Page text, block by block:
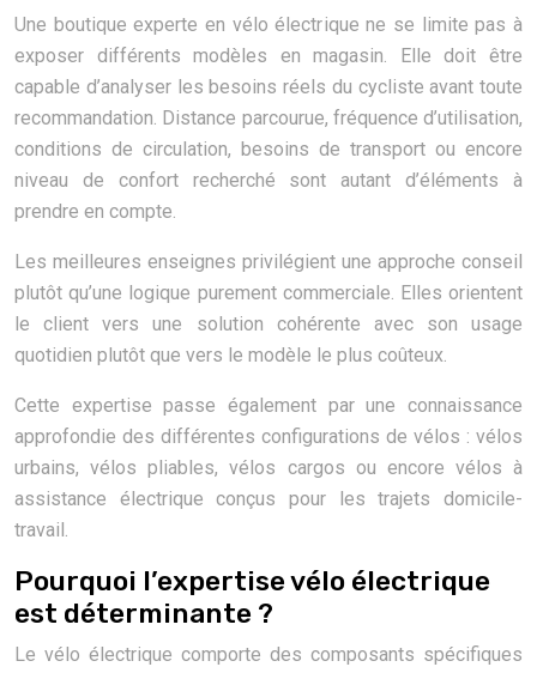
Une boutique experte en vélo électrique ne se limite pas à
exposer différents modèles en magasin. Elle doit être
capable d’analyser les besoins réels du cycliste avant toute
recommandation. Distance parcourue, fréquence d’utilisation,
conditions de circulation, besoins de transport ou encore
niveau de confort recherché sont autant d’éléments à
prendre en compte.
Les meilleures enseignes privilégient une approche conseil
plutôt qu’une logique purement commerciale. Elles orientent
le client vers une solution cohérente avec son usage
quotidien plutôt que vers le modèle le plus coûteux.
Cette expertise passe également par une connaissance
approfondie des différentes configurations de vélos : vélos
urbains, vélos pliables, vélos cargos ou encore vélos à
assistance électrique conçus pour les trajets domicile-
travail.
Pourquoi l’expertise vélo électrique
est déterminante ?
Le vélo électrique comporte des composants spécifiques